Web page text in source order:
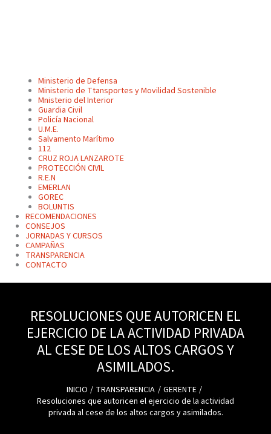
Ministerio de Defensa
Ministerio de Ttansportes y Movilidad Sostenible
Mnisterio del Interior
Guardia Civil
Policía Nacional
U.M.E.
Salvamento Marítimo
112
CRUZ ROJA LANZAROTE
PROTECCIÓN CIVIL
R.E.N
EMERLAN
GOREC
BOLUNTIS
RECOMENDACIONES
CONSEJOS
JORNADAS Y CURSOS
CAMPAÑAS
TRANSPARENCIA
CONTACTO
RESOLUCIONES QUE AUTORICEN EL
EJERCICIO DE LA ACTIVIDAD PRIVADA
AL CESE DE LOS ALTOS CARGOS Y
ASIMILADOS.
INICIO TRANSPARENCIA
GERENTE
Resoluciones que autoricen el ejercicio de la actividad
privada al cese de los altos cargos y asimilados.